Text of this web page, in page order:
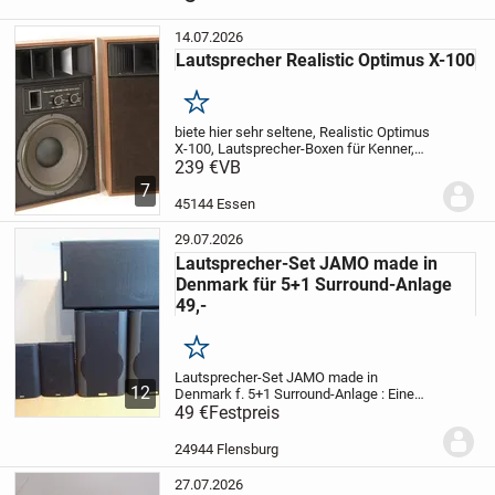
7
14.07.2026
Lautsprecher Realistic Optimus X-100
Merken
biete hier sehr seltene, Realistic Optimus
X-100, Lautsprecher-Boxen für Kenner,
Liebhaber und Sammler zum Kauf
Nußbaumfunier
239 €VB
45144 Essen
12
29.07.2026
Lautsprecher-Set JAMO made in
Denmark für 5+1 Surround-Anlage
49,-
Merken
Lautsprecher-Set JAMO made in
Denmark f. 5+1 Surround-Anlage :Eine
JAMO Credo 100 als Monitorbox;
Impedanz 8 Ohm, Belastbarkeit 80/120
W; Abmessungen (BHT) ca. 230 x 420 x
230 mm; Gewicht mehr als 5...
49 €Festpreis
24944 Flensburg
27.07.2026
Regallautsprecher